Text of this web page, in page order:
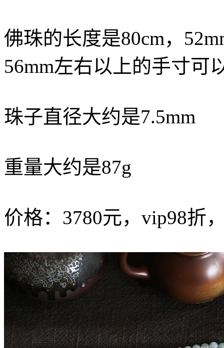
佛珠的长度是80cm，
56mm左右以上的手寸可
珠子直径大约是7.5mm
重量大约是87g
价格：3780元，vip98折